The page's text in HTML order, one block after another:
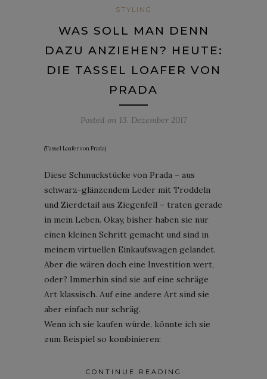
STYLING
WAS SOLL MAN DENN
DAZU ANZIEHEN? HEUTE:
DIE TASSEL LOAFER VON
PRADA
Posted on 13. Dezember 2017
(Tassel Loafer von Prada)
Diese Schmuckstücke von Prada – aus
schwarz-glänzendem Leder mit Troddeln
und Zierdetail aus Ziegenfell – traten gerade
in mein Leben. Okay, bisher haben sie nur
einen kleinen Schritt gemacht und sind in
meinem virtuellen Einkaufswagen gelandet.
Aber die wären doch eine Investition wert,
oder? Immerhin sind sie auf eine schräge
Art klassisch. Auf eine andere Art sind sie
aber einfach nur schräg.
Wenn ich sie kaufen würde, könnte ich sie
zum Beispiel so kombinieren:
CONTINUE READING